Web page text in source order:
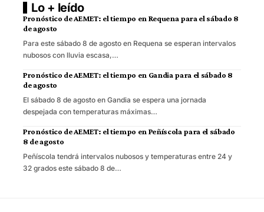
Lo + leído
Pronóstico de AEMET: el tiempo en Requena para el sábado 8
de agosto
Para este sábado 8 de agosto en Requena se esperan intervalos
nubosos con lluvia escasa,…
Pronóstico de AEMET: el tiempo en Gandia para el sábado 8
de agosto
El sábado 8 de agosto en Gandia se espera una jornada
despejada con temperaturas máximas…
Pronóstico de AEMET: el tiempo en Peñíscola para el sábado
8 de agosto
Peñíscola tendrá intervalos nubosos y temperaturas entre 24 y
32 grados este sábado 8 de…